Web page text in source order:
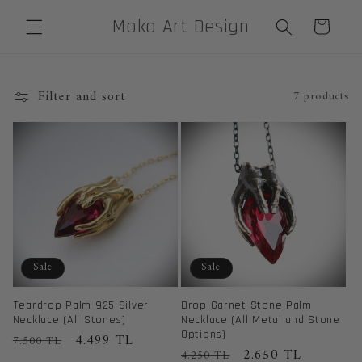
content Moko Art Design Cart
Filter and sort 7 products
Sale
Teardrop Palm 925 Silver
Necklace (All Stones)
Regular
7.500 TL
Sale
4.499 TL
Sale
Drop Garnet Stone Palm
Necklace (All Metal and Stone
Options)
Regular
4.250 TL
Sale
2.650 TL